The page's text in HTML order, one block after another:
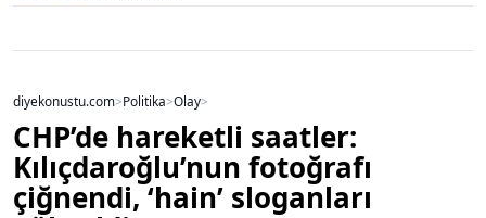
diyekonustu.com>Politika>Olay>
CHP’de hareketli saatler:
Kılıçdaroğlu’nun fotoğrafı
çiğnendi, ‘hain’ sloganları